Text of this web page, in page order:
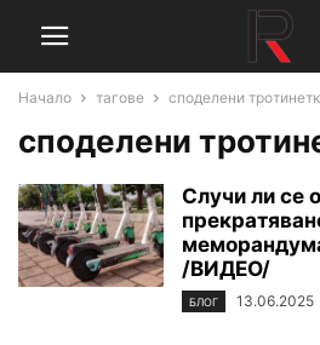
Начало тагове споделени
споделени
Случи ли се
/ВИДЕО/
БЛОГ 13.06.2025